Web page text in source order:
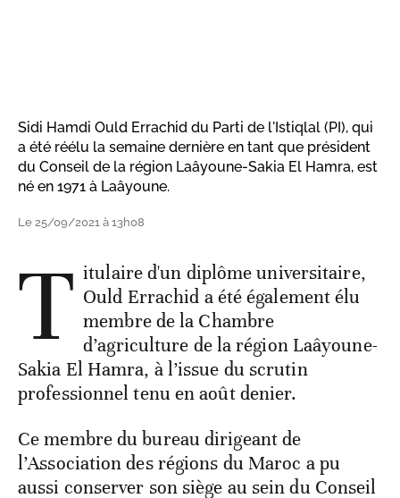
Sidi Hamdi Ould Errachid du Parti de l'Istiqlal (PI), qui
a été réélu la semaine dernière en tant que président
du Conseil de la région Laâyoune-Sakia El Hamra, est
né en 1971 à Laâyoune.
Le 25/09/2021 à 13h08
T itulaire d'un diplôme universitaire,
Ould Errachid a été également élu
membre de la Chambre
d’agriculture de la région Laâyoune-
Sakia El Hamra, à l’issue du scrutin
professionnel tenu en août denier.
Ce membre du bureau dirigeant de
l’Association des régions du Maroc a pu
aussi conserver son siège au sein du Conseil